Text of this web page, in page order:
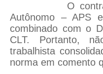
O contrato de
Autônomo – APS
combinado com o
CLT. Portanto,
trabalhista
norma em comento